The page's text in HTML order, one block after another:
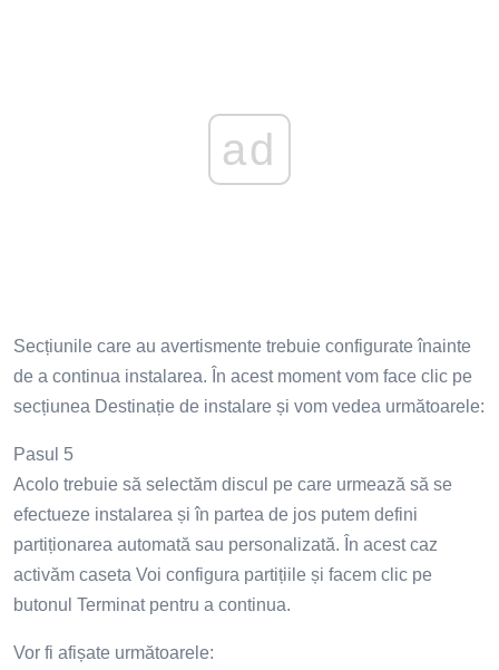
ad
Secțiunile care au avertismente trebuie configurate înainte
de a continua instalarea. În acest moment vom face clic pe
secțiunea Destinație de instalare și vom vedea următoarele:
Pasul 5
Acolo trebuie să selectăm discul pe care urmează să se
efectueze instalarea și în partea de jos putem defini
partiționarea automată sau personalizată. În acest caz
activăm caseta Voi configura partițiile și facem clic pe
butonul Terminat pentru a continua.
Vor fi afișate următoarele: